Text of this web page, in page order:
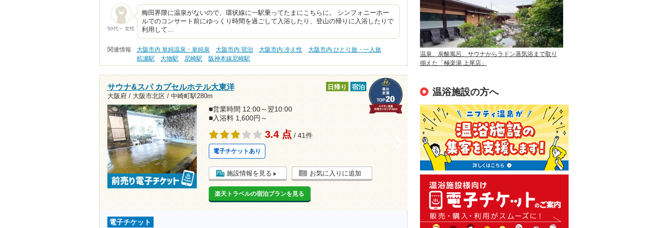
50代～ 女性
梅田界隈に温泉がないので、環状線に一駅乗ってたまにこちらに。 シンフォニーホー
ルでのコンサート前にゆっくり時間を過ごして入浴したり、登山の帰りに入浴したりで
利用して…
関連情報 大阪市内 単純温泉・単純泉 大阪市内 宿泊 大阪市内 冷え性
大阪市内 ひとり旅・一人旅
杭瀬駅
大物駅 尼崎駅 阪神本線尼崎駅
サウナ&スパ カプセルホテル大東洋
大阪府 / 大阪市北区 / 中崎町駅280m
日帰り 宿泊
■営業時間 12:00～翌10:00
■入浴料 1,600円～
3.4 点 / 41件
電子チケットあり
施設情報を見る お気に入りに追加
楽天トラベルの宿泊プランを見る
電子チケット
温泉、炭酸風呂、サウナからラドン蒸気浴まで取り
揃えた「極楽湯 上尾店」
温浴施設の方へ
ニフティ温泉を使って手軽に